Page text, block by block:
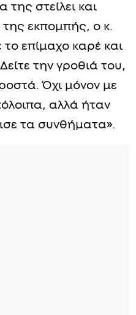
στείλει και
της εκπομπής, ο κ.
επίμαχο καρέ και
την γροθιά του,
Όχι μόνον με
αλλά ήταν
τα συνθήματα».